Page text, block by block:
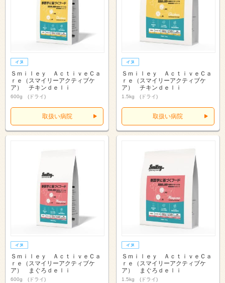
Ｓｍｉｌｅｙ ＡｃｔｉｖｅＣａ
ｒｅ（スマイリーアクティブケ
ア） チキンｄｅｌｉ
600g (ドライ)
取扱い病院
Ｓｍｉｌｅｙ ＡｃｔｉｖｅＣａ
ｒｅ（スマイリーアクティブケ
ア） チキンｄｅｌｉ
1.5kg (ドライ)
取扱い病院
Ｓｍｉｌｅｙ ＡｃｔｉｖｅＣａ
ｒｅ（スマイリーアクティブケ
ア） まぐろｄｅｌｉ
600g (ドライ)
Ｓｍｉｌｅｙ ＡｃｔｉｖｅＣａ
ｒｅ（スマイリーアクティブケ
ア） まぐろｄｅｌｉ
1.5kg (ドライ)